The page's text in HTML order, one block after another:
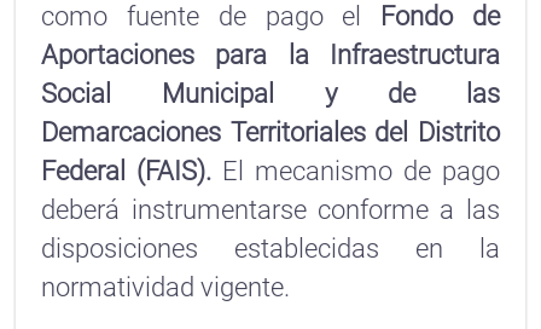
como fuente de pago el
Fondo de
Aportaciones para la Infraestructura
Social Municipal y de las
Demarcaciones Territoriales del Distrito
Federal (FAIS). El mecanismo de pago
deberá instrumentarse conforme a las
disposiciones establecidas en la
normatividad vigente.